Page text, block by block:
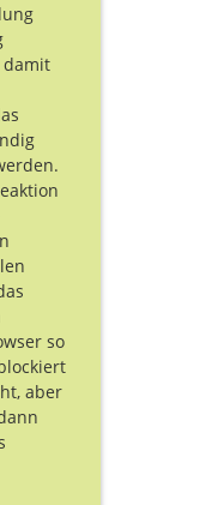
damit
so
aber